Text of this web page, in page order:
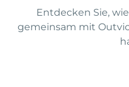
Entdecken Sie,
gemeinsam mit